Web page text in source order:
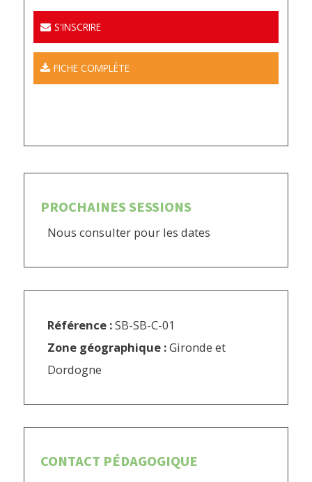
S'INSCRIRE
FICHE COMPLÈTE
PROCHAINES SESSIONS
Nous consulter pour les dates
Référence :SB-SB-C-01
Zone géographique :Gironde et
Dordogne
CONTACT PÉDAGOGIQUE